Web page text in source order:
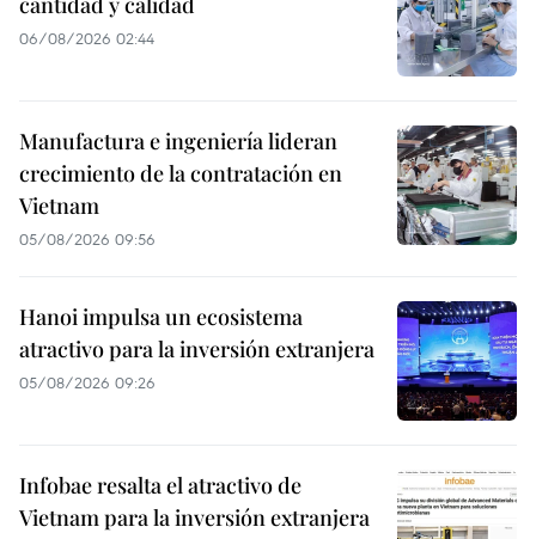
06/08/2026 02:44
Manufactura e ingeniería lideran
crecimiento de la contratación en
Vietnam
05/08/2026 09:56
Hanoi impulsa un ecosistema
atractivo para la inversión extranjera
05/08/2026 09:26
Infobae resalta el atractivo de
Vietnam para la inversión extranjera